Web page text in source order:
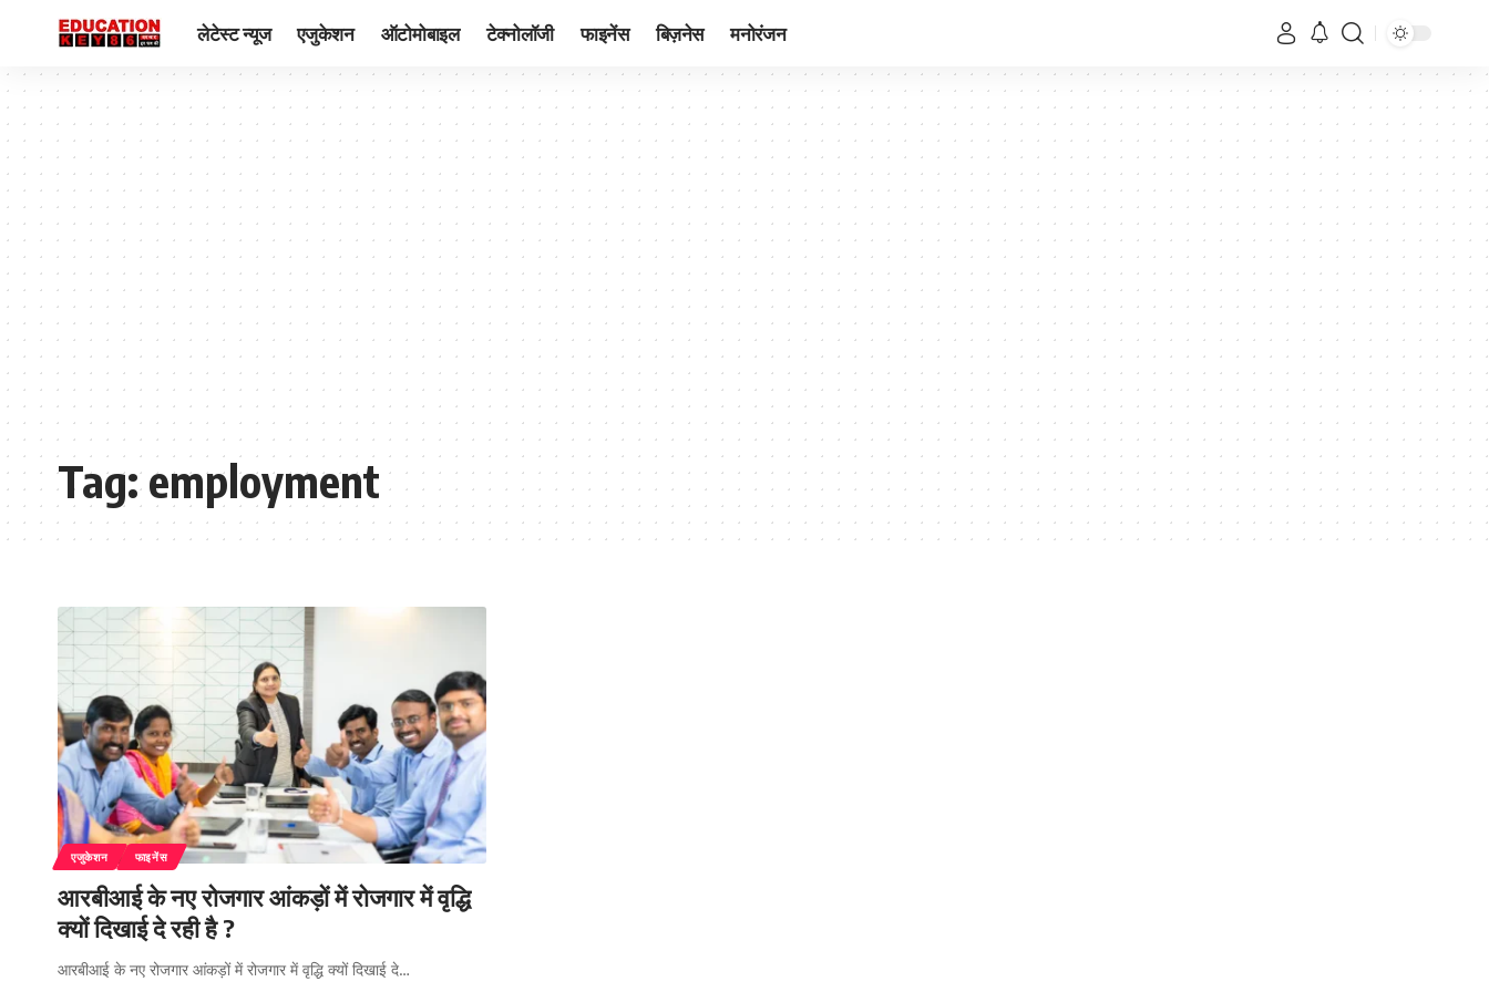
लेटेस्ट न्यूज एजुकेशन ऑटोमोबाइल टेक्नोलॉजी फाइनेंस बिज़नेस मनोरंजन
Tag:employment
एजुकेशन फाइनेंस
आरबीआई के नए रोजगार आंकड़ों में रोजगार में वृद्धि
क्यों दिखाई दे रही है ?
आरबीआई के नए रोजगार आंकड़ों में रोजगार में वृद्धि क्यों दिखाई दे…